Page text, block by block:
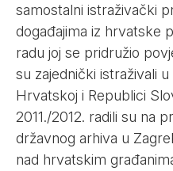
samostalni istraživački
događajima iz hrvatske
radu joj se pridružio
su zajednički istraživali
Hrvatskoj i Republici
2011./2012. radili su na
državnog arhiva u
nad hrvatskim